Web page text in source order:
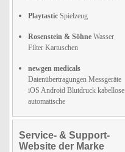
Playtastic Spielzeug
Rosenstein & Söhne Wasser
Filter Kartuschen
newgen medicals
Datenübertragungen Messgeräte
iOS Android Blutdruck kabellose
automatische
Service- & Support-
Website der Marke